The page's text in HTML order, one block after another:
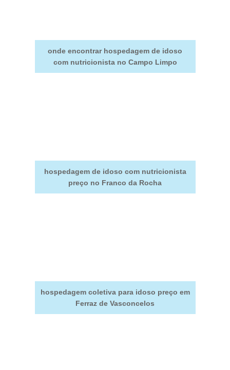
onde encontrar hospedagem de idoso
com nutricionista no Campo Limpo
hospedagem de idoso com nutricionista
preço no Franco da Rocha
hospedagem coletiva para idoso preço em
Ferraz de Vasconcelos